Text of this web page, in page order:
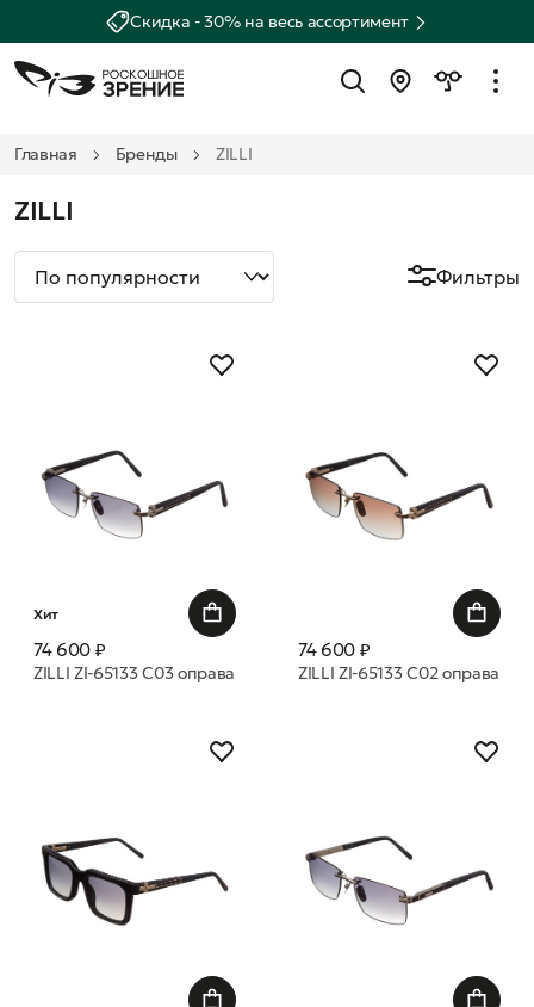
Скидка - 30% на весь ассортимент
Главная Бренды ZILLI
ZILLI
Фильтры
Хит
74 600 ₽
ZILLI ZI-65133 C03 оправа
74 600 ₽
ZILLI ZI-65133 C02 оправа